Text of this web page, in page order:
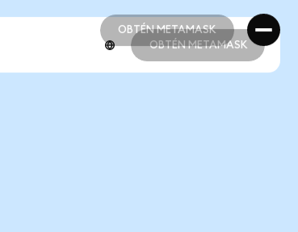
OBTÉN METAMASK
OBTÉN METAMASK
OBTÉN METAMASK